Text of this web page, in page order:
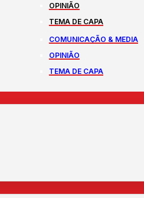
OPINIÃO
TEMA DE CAPA
COMUNICAÇÃO & MEDIA
OPINIÃO
TEMA DE CAPA